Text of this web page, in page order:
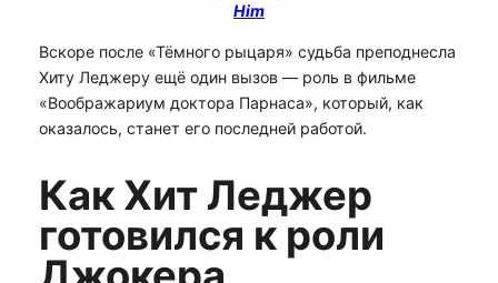
Him
Вскоре после «Тёмного рыцаря» судьба преподнесла
Хиту Леджеру ещё один вызов — роль в фильме
«Воображариум доктора Парнаса», который, как
оказалось, станет его последней работой.
Как Хит Леджер
готовился к роли